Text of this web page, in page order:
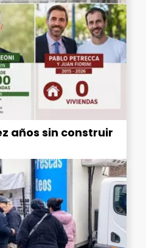
años sin construir